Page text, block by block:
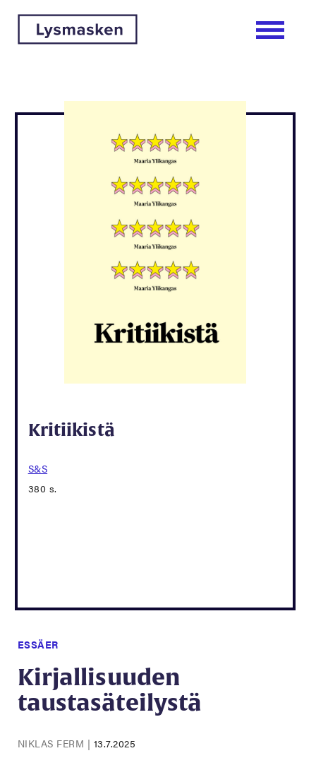
Kritiikistä
S&S
380 s.
ESSÄER
Kirjallisuuden
taustasäteilystä
NIKLAS FERM | 13.7.2025